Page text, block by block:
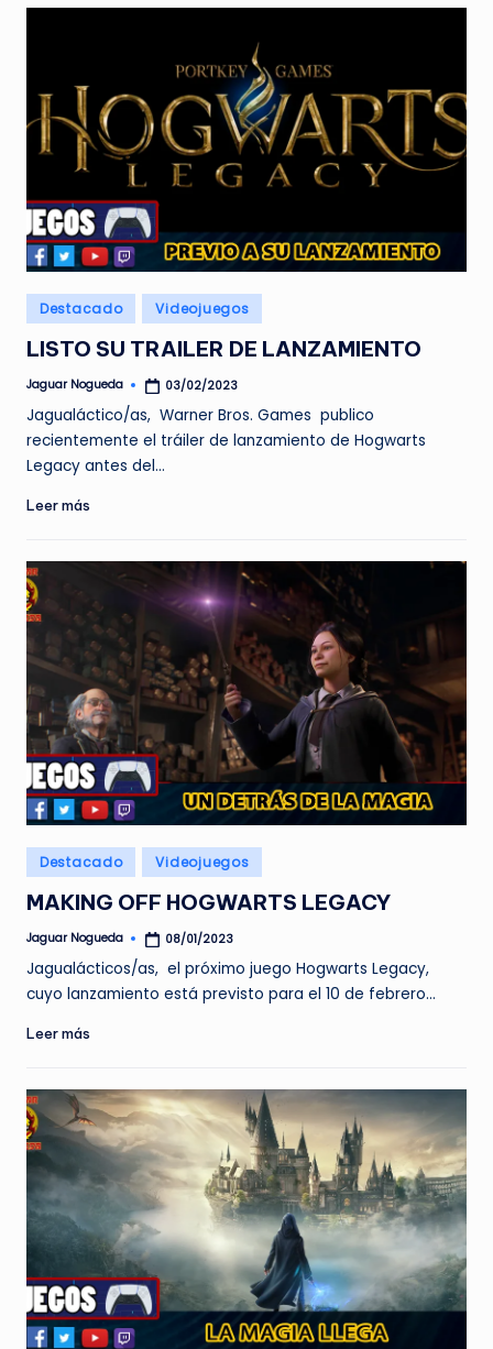
Publicado
en
Destacado Videojuegos
LISTO SU TRAILER DE LANZAMIENTO
Publicado
Jaguar Nogueda 03/02/2023
Jagualáctico/as, Warner Bros. Games publico
recientemente el tráiler de lanzamiento de Hogwarts
Legacy antes del…
Leer más
Publicado
en
Destacado Videojuegos
MAKING OFF HOGWARTS LEGACY
Publicado
Jaguar Nogueda 08/01/2023
Jagualácticos/as, el próximo juego Hogwarts Legacy,
cuyo lanzamiento está previsto para el 10 de febrero…
Leer más